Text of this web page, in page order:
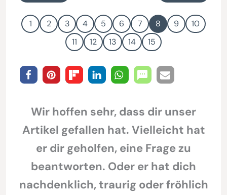
1 2 3 4 5 6 7 8 9
10
11
12 13 14 15
Wir hoffen sehr, dass dir unser
Artikel gefallen hat. Vielleicht hat
er dir geholfen, eine Frage zu
beantworten. Oder er hat dich
nachdenklich, traurig oder fröhlich